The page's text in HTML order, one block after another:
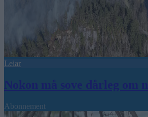
Leiar
Nokon må sove dårleg om
Abonnement